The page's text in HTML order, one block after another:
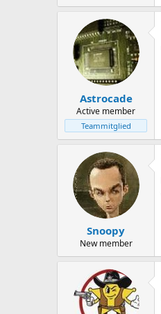
Astrocade
Active member
Teammitglied
Snoopy
New member